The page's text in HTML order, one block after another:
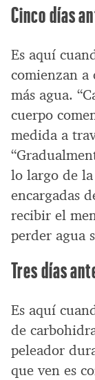
Cinco días
Es aquí
comienzan a
más agua.
cuerpo
medida a
lo largo de la
encargadas
recibir el
perder agua
Tres días
Es aquí
de
peleador
que ven es